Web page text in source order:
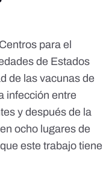
para el
de Estados
de las vacunas de
infección entre
y después de la
ocho lugares de
este trabajo tiene